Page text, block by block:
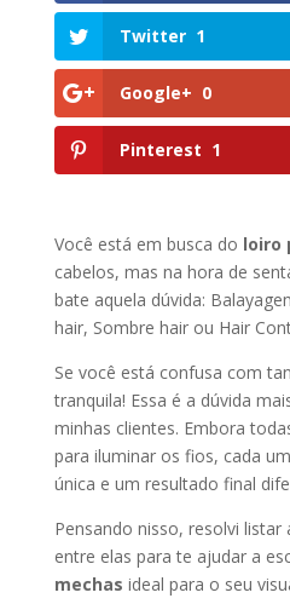
Twitter 1
Google+ 0
Pinterest 1
Você está em busca do loiro
cabelos, mas na hora de
bate aquela dúvida:
hair, Sombre hair ou Hair
Se você está confusa com
tranquila! Essa é a dúvida
minhas clientes. Embora
para iluminar os fios, cada
única e um resultado final
Pensando nisso, resolvi listar
entre elas para te ajudar a
mechas ideal para o seu